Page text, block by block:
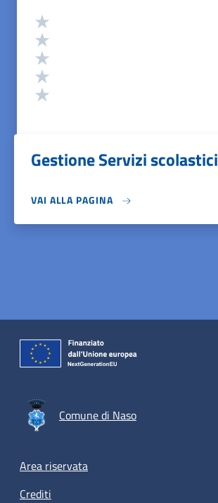
Valutazione
Gestione Servizi scolastici
VAI ALLA PAGINA
Comune di Naso
Footer menu
Area riservata
Crediti